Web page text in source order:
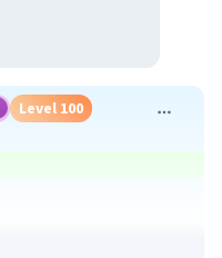
Level 100